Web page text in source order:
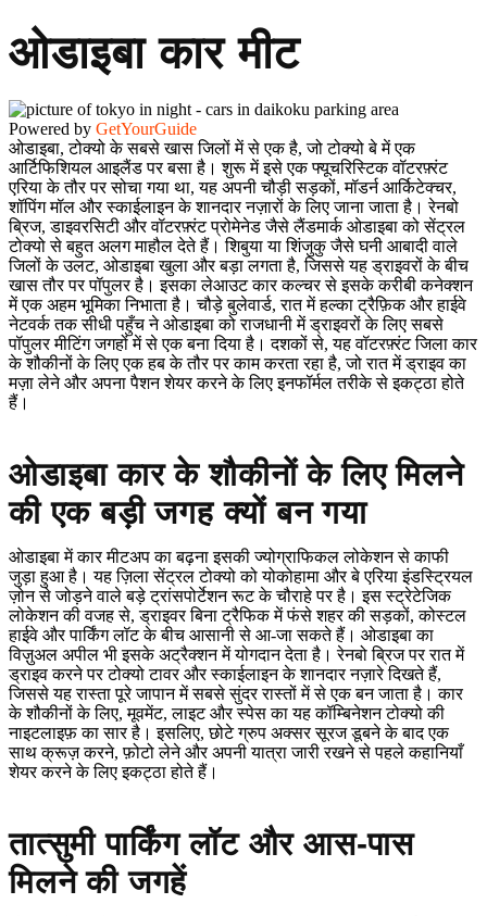
ओडाइबा कार मीट
Powered by GetYourGuide
ओडाइबा, टोक्यो के सबसे खास जिलों में से एक है, जो टोक्यो बे में एक
आर्टिफिशियल आइलैंड पर बसा है। शुरू में इसे एक फ्यूचरिस्टिक वॉटरफ़्रंट
एरिया के तौर पर सोचा गया था, यह अपनी चौड़ी सड़कों, मॉडर्न आर्किटेक्चर,
शॉपिंग मॉल और स्काईलाइन के शानदार नज़ारों के लिए जाना जाता है। रेनबो
ब्रिज, डाइवरसिटी और वॉटरफ़्रंट प्रोमेनेड जैसे लैंडमार्क ओडाइबा को सेंट्रल
टोक्यो से बहुत अलग माहौल देते हैं। शिबुया या शिंजुकु जैसे घनी आबादी वाले
जिलों के उलट, ओडाइबा खुला और बड़ा लगता है, जिससे यह ड्राइवरों के बीच
खास तौर पर पॉपुलर है। इसका लेआउट कार कल्चर से इसके करीबी कनेक्शन
में एक अहम भूमिका निभाता है। चौड़े बुलेवार्ड, रात में हल्का ट्रैफ़िक और हाईवे
नेटवर्क तक सीधी पहुँच ने ओडाइबा को राजधानी में ड्राइवरों के लिए सबसे
पॉपुलर मीटिंग जगहों में से एक बना दिया है। दशकों से, यह वॉटरफ़्रंट जिला कार
के शौकीनों के लिए एक हब के तौर पर काम करता रहा है, जो रात में ड्राइव का
मज़ा लेने और अपना पैशन शेयर करने के लिए इनफॉर्मल तरीके से इकट्ठा होते
हैं।
ओडाइबा कार के शौकीनों के लिए मिलने
की एक बड़ी जगह क्यों बन गया
ओडाइबा में कार मीटअप का बढ़ना इसकी ज्योग्राफिकल लोकेशन से काफी
जुड़ा हुआ है। यह ज़िला सेंट्रल टोक्यो को योकोहामा और बे एरिया इंडस्ट्रियल
ज़ोन से जोड़ने वाले बड़े ट्रांसपोर्टेशन रूट के चौराहे पर है। इस स्ट्रेटेजिक
लोकेशन की वजह से, ड्राइवर बिना ट्रैफिक में फंसे शहर की सड़कों, कोस्टल
हाईवे और पार्किंग लॉट के बीच आसानी से आ-जा सकते हैं। ओडाइबा का
विज़ुअल अपील भी इसके अट्रैक्शन में योगदान देता है। रेनबो ब्रिज पर रात में
ड्राइव करने पर टोक्यो टावर और स्काईलाइन के शानदार नज़ारे दिखते हैं,
जिससे यह रास्ता पूरे जापान में सबसे सुंदर रास्तों में से एक बन जाता है। कार
के शौकीनों के लिए, मूवमेंट, लाइट और स्पेस का यह कॉम्बिनेशन टोक्यो की
नाइटलाइफ़ का सार है। इसलिए, छोटे ग्रुप अक्सर सूरज डूबने के बाद एक
साथ क्रूज़ करने, फ़ोटो लेने और अपनी यात्रा जारी रखने से पहले कहानियाँ
शेयर करने के लिए इकट्ठा होते हैं।
तात्सुमी पार्किंग लॉट और आस-पास
मिलने की जगहें